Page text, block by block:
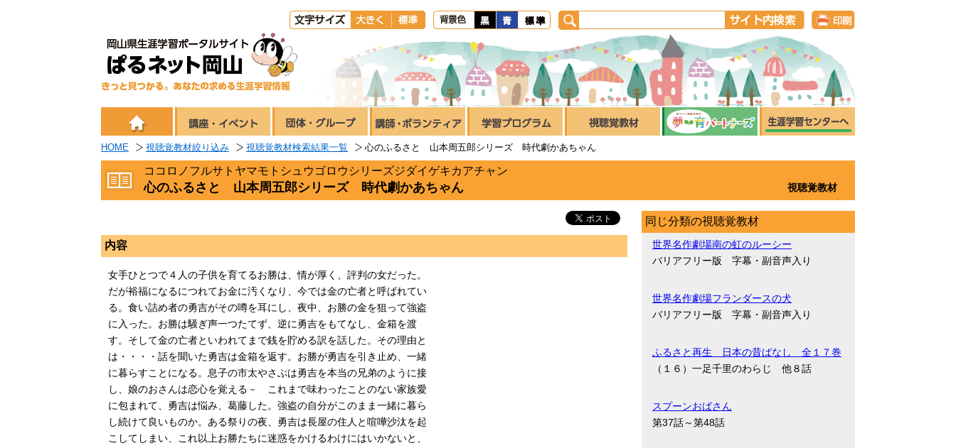
HOME 視聴覚教材絞り込み 視聴覚教材検索結果一覧 心のふるさと 山本周五郎シリーズ 時代劇かあちゃん
ココロノフルサトヤマモトシュウゴロウシリーズジダイゲキカアチャン
心のふるさと 山本周五郎シリーズ 時代劇かあちゃん 視聴覚教材
内容
女手ひとつで４人の子供を育てるお勝は、情が厚く、評判の女だった。
だが裕福になるにつれてお金に汚くなり、今では金の亡者と呼ばれてい
る。食い詰め者の勇吉がその噂を耳にし、夜中、お勝の金を狙って強盗
に入った。お勝は騒ぎ声一つたてず、逆に勇吉をもてなし、金箱を渡
す。そして金の亡者といわれてまで銭を貯める訳を話した。その理由と
は・・・・話を聞いた勇吉は金箱を返す。お勝が勇吉を引き止め、一緒
に暮らすことになる。息子の市太やさぶは勇吉を本当の兄弟のように接
し、娘のおさんは恋心を覚える－ これまで味わったことのない家族愛
に包まれて、勇吉は悩み、葛藤した。強盗の自分がこのまま一緒に暮ら
し続けて良いものか。ある祭りの夜、勇吉は長屋の住人と喧嘩沙汰を起
こしてしまい、これ以上お勝たちに迷惑をかけるわけにはいかないと、
同じ分類の視聴覚教材
世界名作劇場南の虹のルーシー
バリアフリー版 字幕・副音声入り
世界名作劇場フランダースの犬
バリアフリー版 字幕・副音声入り
ふるさと再生 日本の昔ばなし 全１７巻
（１６）一足千里のわらじ 他８話
スプーンおばさん
第37話～第48話